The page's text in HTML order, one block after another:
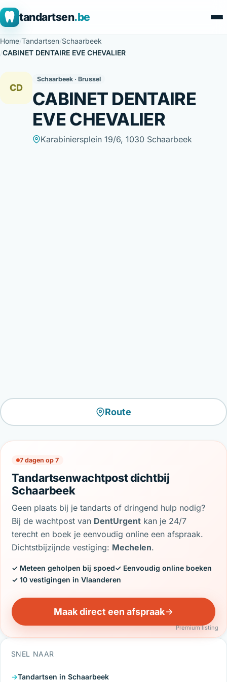
tandartsen.be
Home/Tandartsen/Schaarbeek
/CABINET DENTAIRE EVE CHEVALIER
CD
Schaarbeek · Brussel
CABINET DENTAIRE
EVE CHEVALIER
Karabiniersplein 19/6, 1030 Schaarbeek
Route
7 dagen op 7
Tandartsenwachtpost dichtbij
Schaarbeek
Geen plaats bij je tandarts of dringend hulp nodig?
Bij de wachtpost van DentUrgent kan je 24/7
terecht en boek je eenvoudig online een afspraak.
Dichtstbijzijnde vestiging: Mechelen.
✓ Meteen geholpen bij spoed✓ Eenvoudig online boeken
✓ 10 vestigingen in Vlaanderen
Maak direct een afspraak
Premium listing
SNEL NAAR
Tandartsen in Schaarbeek